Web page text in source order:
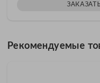
Рекомендуемые